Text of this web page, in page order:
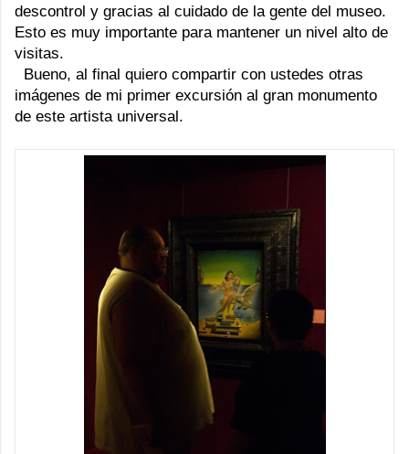
descontrol y gracias al cuidado de la gente del museo.
Esto es muy importante para mantener un nivel alto de
visitas.
Bueno, al final quiero compartir con ustedes otras
imágenes de mi primer excursión al gran monumento
de este artista universal.